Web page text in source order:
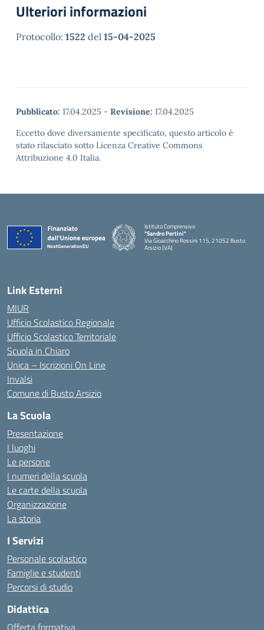
Ulteriori informazioni
Protocollo: 1522 del 15-04-2025
Pubblicato: 17.04.2025 - Revisione: 17.04.2025
Eccetto dove diversamente specificato, questo articolo è
stato rilasciato sotto Licenza Creative Commons
Attribuzione 4.0 Italia.
Istituto Comprensivo
"Sandro Pertini"
Via Gioacchino Rossini 115, 21052 Busto
Arsizio (VA)
Link Esterni
MIUR
Ufficio Scolastico Regionale
Ufficio Scolastico Territoriale
Scuola in Chiaro
Unica – Iscrizioni On Line
Invalsi
Comune di Busto Arsizio
La Scuola
Presentazione
I luoghi
Le persone
I numeri della scuola
Le carte della scuola
Organizzazione
La storia
I Servizi
Personale scolastico
Famiglie e studenti
Percorsi di studio
Didattica
Offerta formativa